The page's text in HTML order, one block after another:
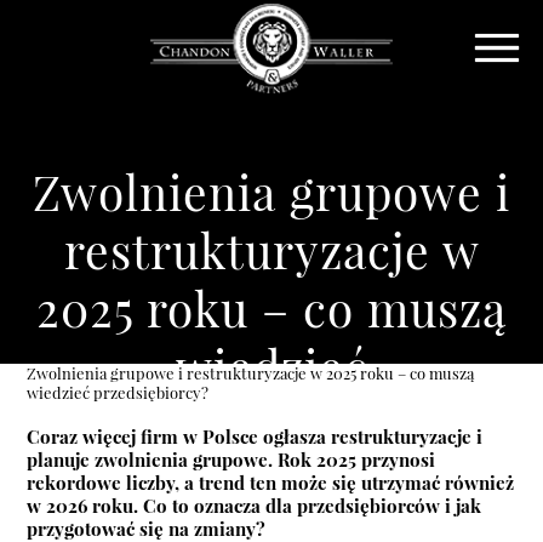
Zwolnienia grupowe i
restrukturyzacje w
2025 roku – co muszą
wiedzieć
przedsiębiorcy?
Zwolnienia grupowe i restrukturyzacje w 2025 roku – co muszą
wiedzieć przedsiębiorcy?
Coraz więcej firm w Polsce ogłasza restrukturyzacje i
planuje zwolnienia grupowe. Rok 2025 przynosi
rekordowe liczby, a trend ten może się utrzymać również
w 2026 roku. Co to oznacza dla przedsiębiorców i jak
przygotować się na zmiany?